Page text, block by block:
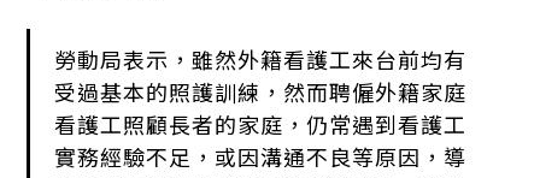
勞動局表示，雖然外籍看護工來台前均有
受過基本的照護訓練，然而聘僱外籍家庭
看護工照顧長者的家庭，仍常遇到看護工
實務經驗不足，或因溝通不良等原因，導